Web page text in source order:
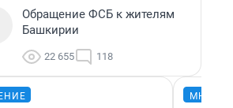
Обращение ФСБ к жителям
Башкирии
22 655 118